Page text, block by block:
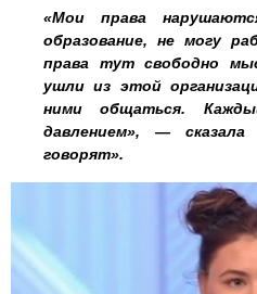
«Мои права
образование, не могу
права тут свободно
ушли из этой
ними общаться.
давлением», —
говорят».